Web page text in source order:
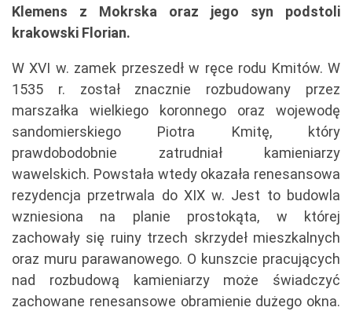
Klemens z Mokrska oraz jego syn podstoli
krakowski Florian.
W XVI w. zamek przeszedł w ręce rodu Kmitów. W
1535 r. został znacznie rozbudowany przez
marszałka wielkiego koronnego oraz wojewodę
sandomierskiego Piotra Kmitę, który
prawdobodobnie zatrudniał kamieniarzy
wawelskich. Powstała wtedy okazała renesansowa
rezydencja przetrwala do XIX w. Jest to budowla
wzniesiona na planie prostokąta, w której
zachowały się ruiny trzech skrzydeł mieszkalnych
oraz muru parawanowego. O kunszcie pracujących
nad rozbudową kamieniarzy może świadczyć
zachowane renesansowe obramienie dużego okna.